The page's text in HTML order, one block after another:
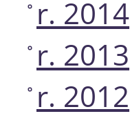
r. 2014
r. 2013
r. 2012